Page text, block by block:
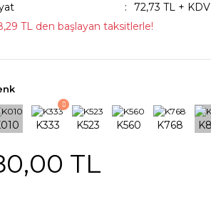
72,73 TL + KDV
TL den başlayan taksitlerle!
TL